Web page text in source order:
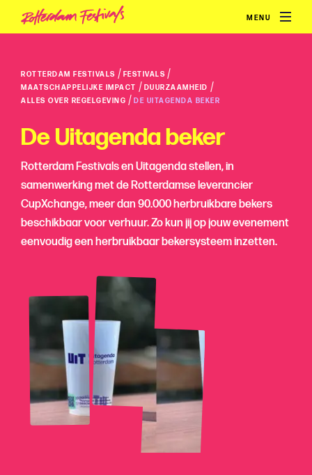
MENU
ROTTERDAM FESTIVALS / FESTIVALS /
MAATSCHAPPELIJKE IMPACT / DUURZAAMHEID /
ALLES OVER REGELGEVING / DE UITAGENDA BEKER
De Uitagenda beker
Rotterdam Festivals en Uitagenda stellen, in
samenwerking met de Rotterdamse leverancier
CupXchange, meer dan 90.000 herbruikbare bekers
beschikbaar voor verhuur. Zo kun jij op jouw evenement
eenvoudig een herbruikbaar bekersysteem inzetten.